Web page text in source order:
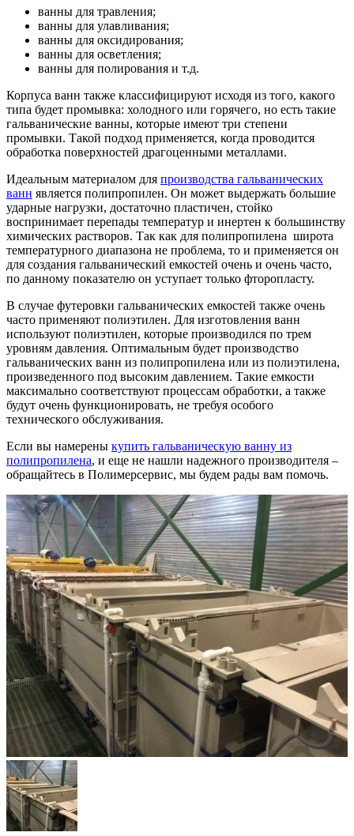
ванны для травления;
ванны для улавливания;
ванны для оксидирования;
ванны для осветления;
ванны для полирования и т.д.
Корпуса ванн также классифицируют исходя из того, какого
типа будет промывка: холодного или горячего, но есть такие
гальванические ванны, которые имеют три степени
промывки. Такой подход применяется, когда проводится
обработка поверхностей драгоценными металлами.
Идеальным материалом для производства гальванических
ванн является полипропилен. Он может выдержать большие
ударные нагрузки, достаточно пластичен, стойко
воспринимает перепады температур и инертен к большинству
химических растворов. Так как для полипропилена широта
температурного диапазона не проблема, то и применяется он
для создания гальванический емкостей очень и очень часто,
по данному показателю он уступает только фторопласту.
В случае футеровки гальванических емкостей также очень
часто применяют полиэтилен. Для изготовления ванн
используют полиэтилен, которые производился по трем
уровням давления. Оптимальным будет производство
гальванических ванн из полипропилена или из полиэтилена,
произведенного под высоким давлением. Такие емкости
максимально соответствуют процессам обработки, а также
будут очень функционировать, не требуя особого
технического обслуживания.
Если вы намерены купить гальваническую ванну из
полипропилена, и еще не нашли надежного производителя –
обращайтесь в Полимерсервис, мы будем рады вам помочь.